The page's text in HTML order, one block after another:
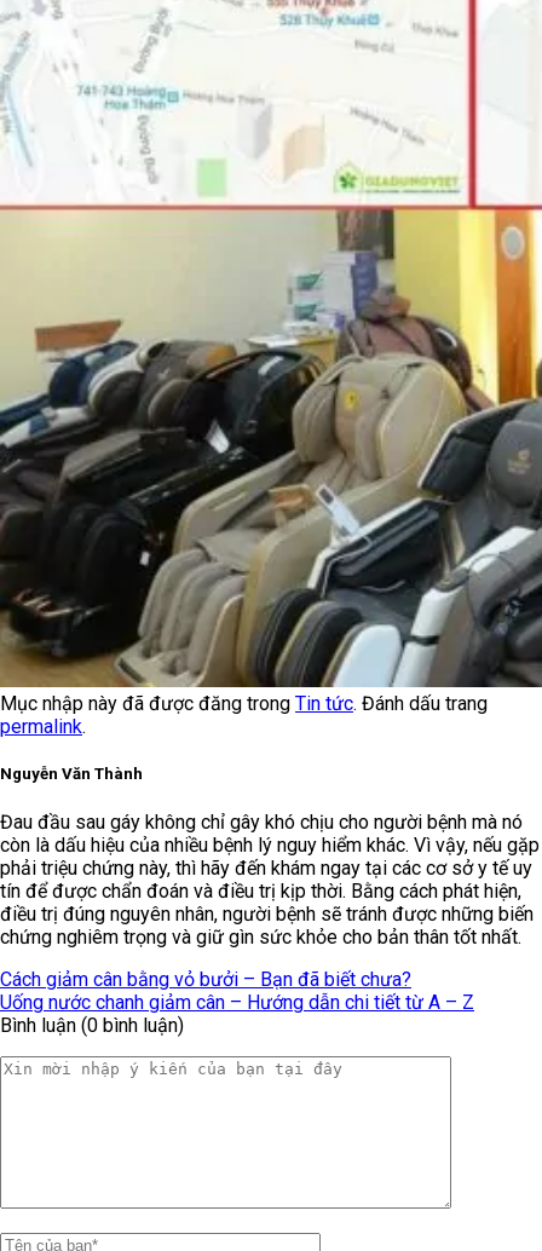
Mục nhập này đã được đăng trong Tin tức. Đánh dấu trang
permalink.
Nguyễn Văn Thành
Đau đầu sau gáy không chỉ gây khó chịu cho người bệnh mà nó
còn là dấu hiệu của nhiều bệnh lý nguy hiểm khác. Vì vậy, nếu gặp
phải triệu chứng này, thì hãy đến khám ngay tại các cơ sở y tế uy
tín để được chẩn đoán và điều trị kịp thời. Bằng cách phát hiện,
điều trị đúng nguyên nhân, người bệnh sẽ tránh được những biến
chứng nghiêm trọng và giữ gìn sức khỏe cho bản thân tốt nhất.
Cách giảm cân bằng vỏ bưởi – Bạn đã biết chưa?
Uống nước chanh giảm cân – Hướng dẫn chi tiết từ A – Z
Bình luận (0 bình luận)